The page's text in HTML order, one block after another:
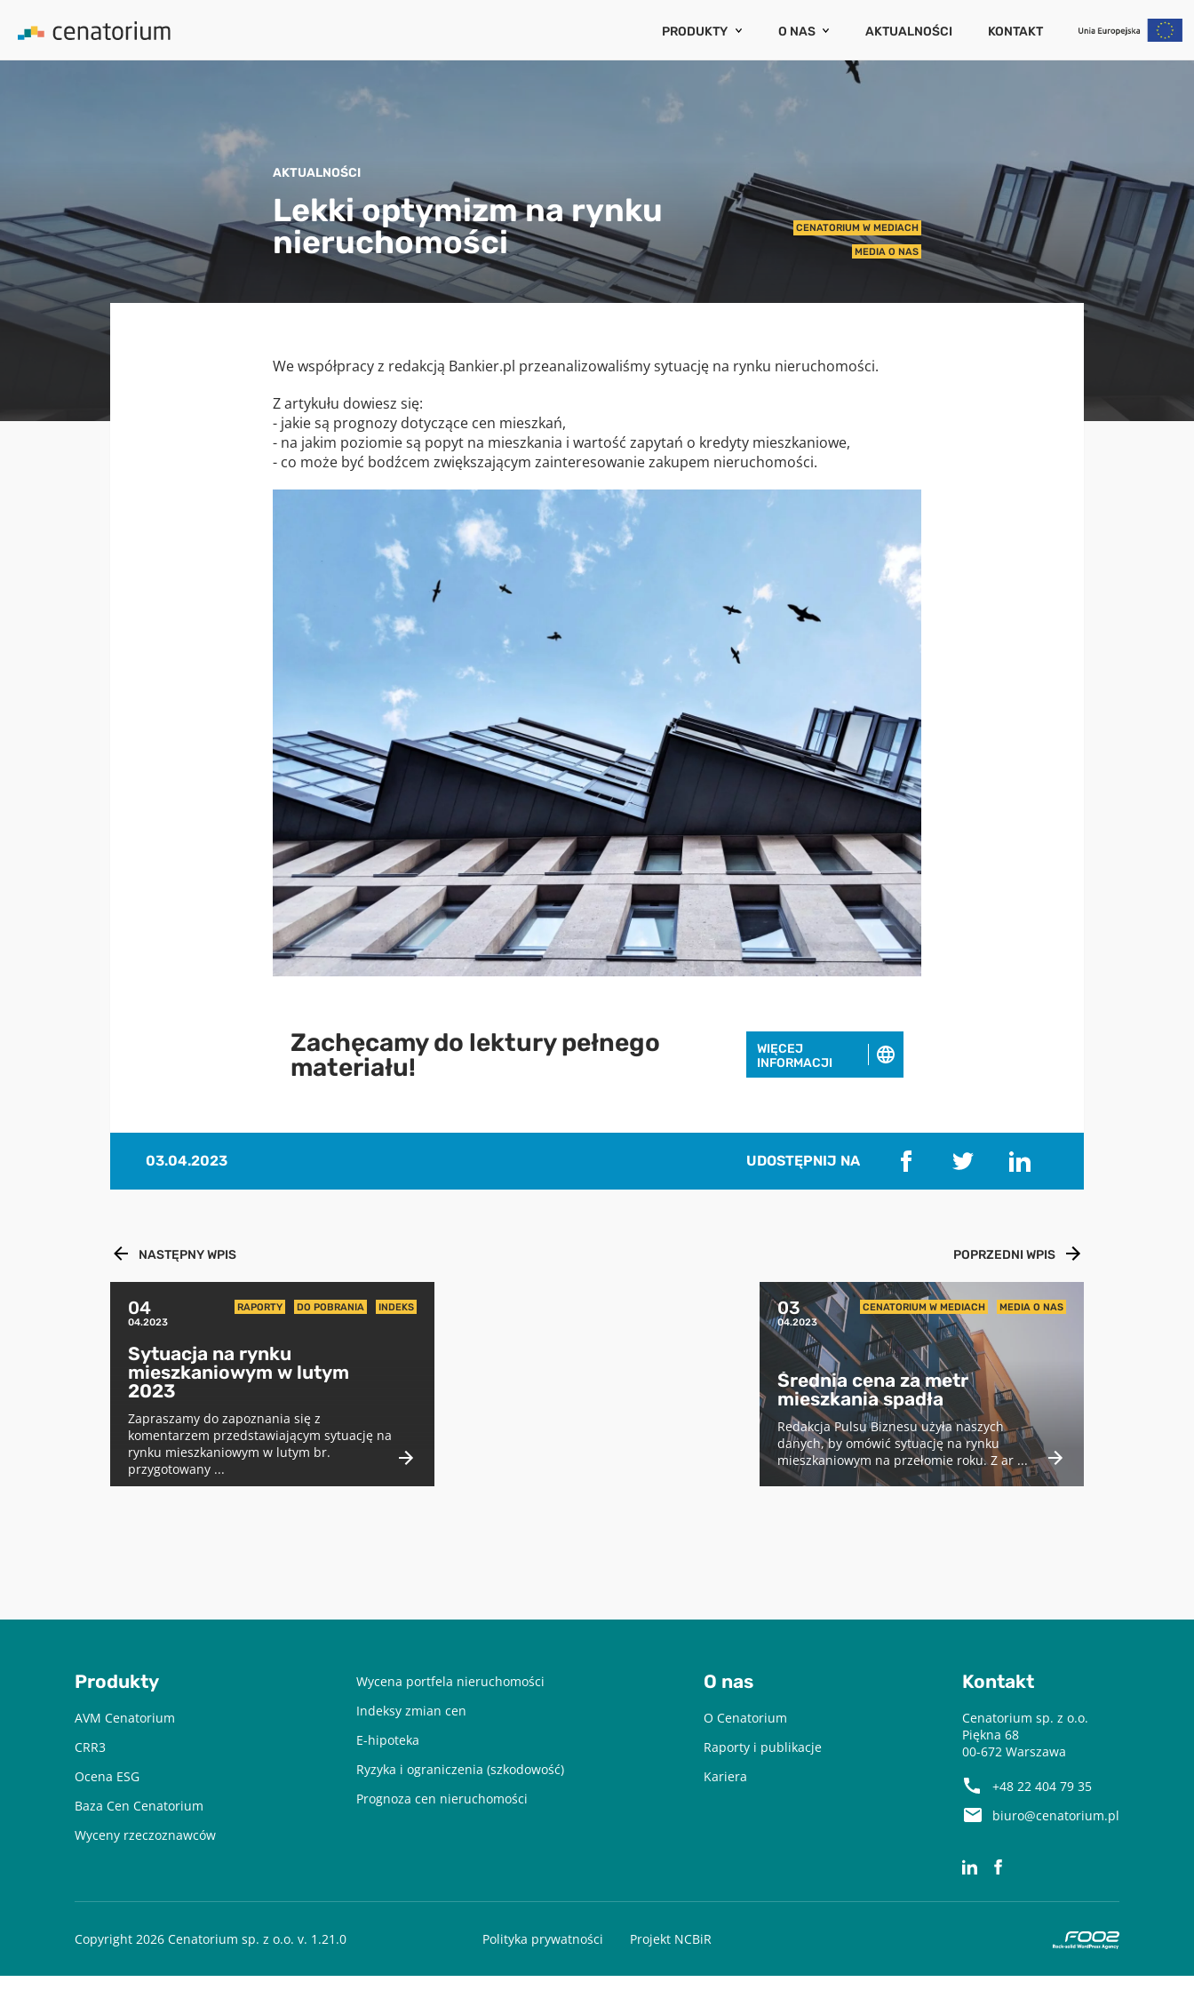
PRODUKTY
AVM CENATORIUM
WYCENY RZECZOZNAWCÓW
WYCENA PORTFELA NIERUCHOMOŚCI
E-HIPOTEKA
INDEKSY ZMIAN CEN
RYZYKA I OGRANICZENIA (SZKODOWOŚĆ)
PROGNOZA CEN NIERUCHOMOŚCI
O NAS
O CENATORIUM
AKTUALNOŚCI KONTAKT
AKTUALNOŚCI
Lekki optymizm na rynku
nieruchomości
CENATORIUM W MEDIACH
MEDIA O NAS
We współpracy z redakcją Bankier.pl przeanalizowaliśmy sytuację na rynku nieruchomości.
Z artykułu dowiesz się:
- jakie są prognozy dotyczące cen mieszkań,
- na jakim poziomie są popyt na mieszkania i wartość zapytań o kredyty mieszkaniowe,
- co może być bodźcem zwiększającym zainteresowanie zakupem nieruchomości.
Zachęcamy do lektury pełnego
materiału!
WIĘCEJ
INFORMACJI
aby pobrać raport podaj swój adres email
Cenatorium Sp. z o.o. z siedzibą w Warszawie. Mam świadomość, że mogę
przetwarzaniu moich danych dostępnych jest wPolityce prywatności.
03.04.2023 UDOSTĘPNIJ NA
NASTĘPNY WPIS
04
04.2023
RAPORTY DO POBRANIA INDEKS
Sytuacja na rynku
mieszkaniowym w lutym
2023
Zapraszamy do zapoznania się z
komentarzem przedstawiającym sytuację na
rynku mieszkaniowym w lutym br.
przygotowany ...
POPRZEDNI WPIS
03
04.2023
CENATORIUM W MEDIACH MEDIA O NAS
Średnia cena za metr
mieszkania spadła
Redakcja Pulsu Biznesu użyła naszych
danych, by omówić sytuację na rynku
mieszkaniowym na przełomie roku. Z ar ...
Produkty
AVM Cenatorium
CRR3
Ocena ESG
Baza Cen Cenatorium
Wyceny rzeczoznawców
Wycena portfela nieruchomości
Indeksy zmian cen
E-hipoteka
Ryzyka i ograniczenia (szkodowość)
Prognoza cen nieruchomości
O nas
O Cenatorium
Raporty i publikacje
Kariera
Kontakt
Cenatorium sp. z o.o.
Piękna 68
00-672 Warszawa
+48 22 404 79 35
biuro@cenatorium.pl
Copyright 2026 Cenatorium sp. z o.o. v. 1.21.0 Polityka prywatności Projekt NCBiR